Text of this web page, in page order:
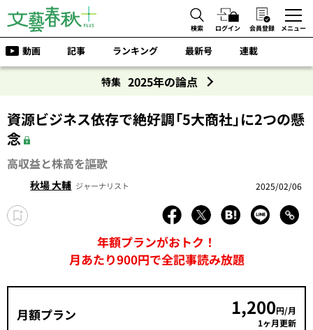
検索 ログイン 会員登録 メニュー
動画 記事 ランキング 最新号 連載
特集 2025年の論点
資源ビジネス依存で絶好調「5大商社」に2つの懸
念
高収益と株高を謳歌
秋場 大輔 ジャーナリスト 2025/02/06
年額プランがおトク！
月あたり900円で全記事読み放題
月額プラン 1,200円/月
1ヶ月更新